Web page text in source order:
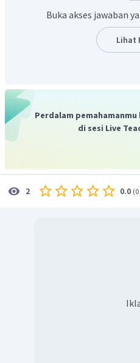
tersebut.
Buka akses jawaban
Lihat
Perdalam
di sesi Live
2 0.0 (